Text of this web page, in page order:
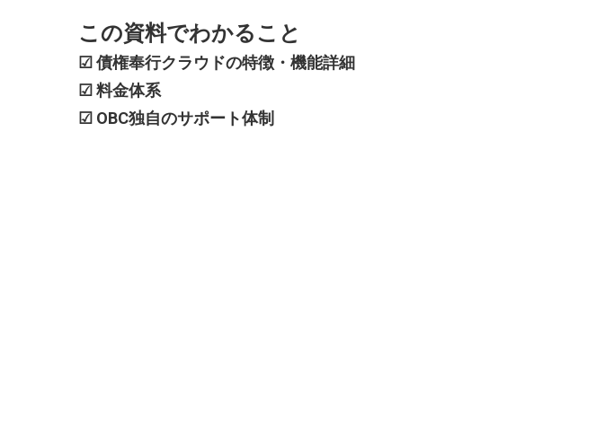
この資料でわかること
☑ 債権奉行クラウドの特徴・機能詳細
☑ 料金体系
☑ OBC独自のサポート体制